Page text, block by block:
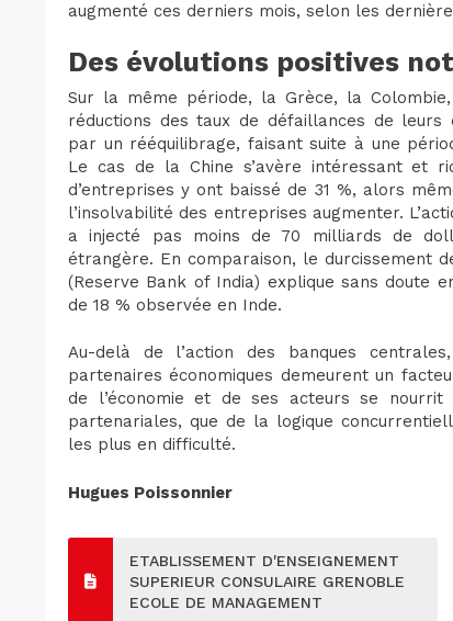
augmenté ces derniers mois, selon les
Des évolutions positives
Sur la même période, la Grèce, la
réductions des taux de défaillances de leurs
par un rééquilibrage, faisant suite à une
Le cas de la Chine s’avère intéressant et
d’entreprises y ont baissé de 31 %, alors
l’insolvabilité des entreprises augmenter.
a injecté pas moins de 70 milliards de
étrangère. En comparaison, le durcissement
(Reserve Bank of India) explique sans doute
de 18 % observée en Inde.
Au-delà de l’action des banques
partenaires économiques demeurent un
de l’économie et de ses acteurs se
partenariales, que de la logique
les plus en difficulté.
Hugues Poissonnier
ETABLISSEMENT D'ENSEIGNEMENT
SUPERIEUR CONSULAIRE GRENOBLE
ECOLE DE MANAGEMENT